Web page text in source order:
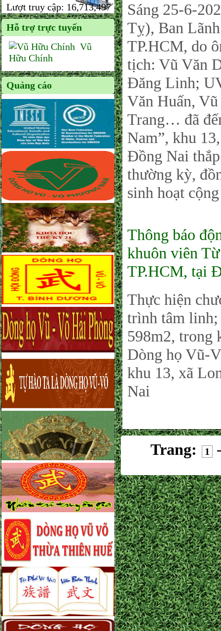
Lượt truy cập: 16,713,497
Hỗ trợ trực tuyến
Vũ
Hữu Chính
Quảng cáo
Sáng 25-6-
Tỵ), Ban
TP.HCM, do
tịch: Vũ Văn
Đăng Linh;
Văn Huấn,
Trang… đã
Nam”, khu
Đồng Nai
thường kỳ,
sinh hoạt
Thông báo
khuôn viên
TP.HCM, tại
Thực hiện
trình tâm linh;
598m2, trong
Dòng họ Vũ-
khu 13, xã
Nai
Trang: 1